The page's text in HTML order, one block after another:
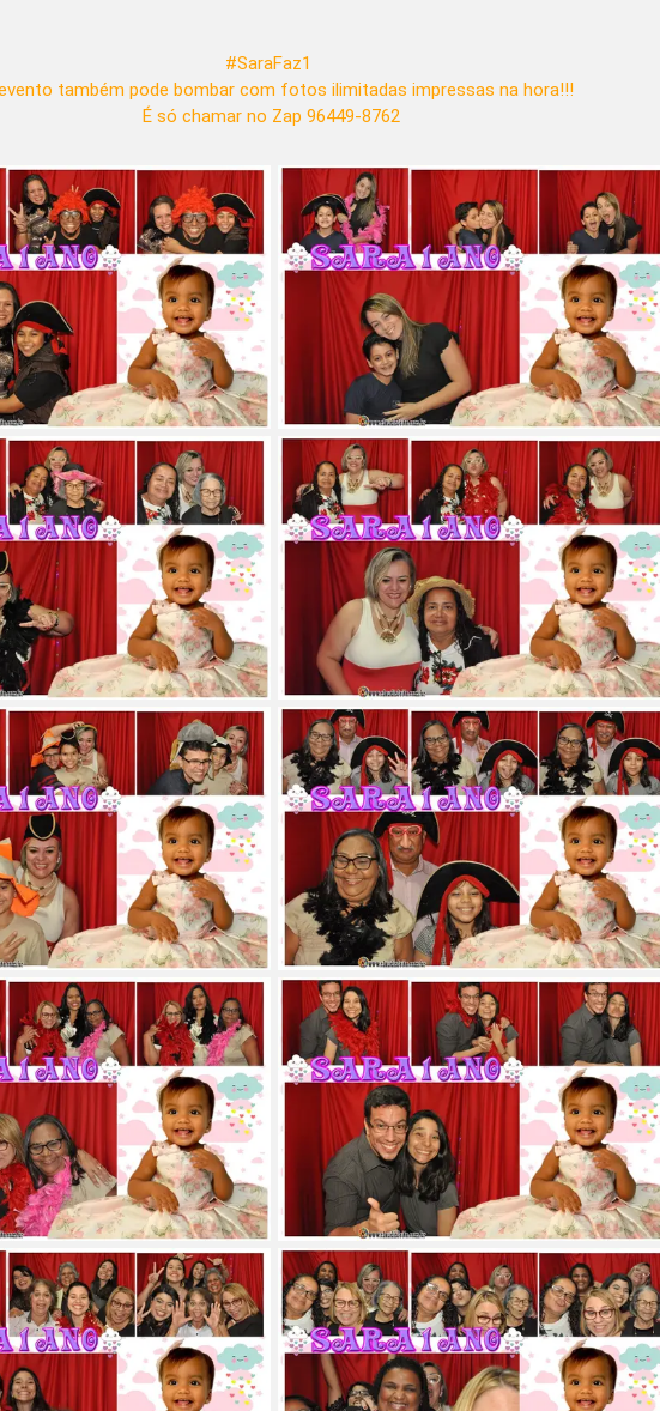
#SaraFaz1
também pode bombar com fotos ilimitadas impressas na hora!!!
É só chamar no Zap 96449-8762